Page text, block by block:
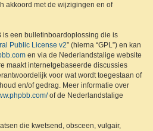
akkoord met de wijzigingen en of
is een bulletinboardoplossing die is
Public License v2” (hierna “GPL”) en kan
en via de Nederlandstalige website
maakt internetgebaseerde discussies
voor wat wordt toegestaan of
en/of gedrag. Meer informatie over
of de Nederlandstalige
die kwetsend, obsceen, vulgair,